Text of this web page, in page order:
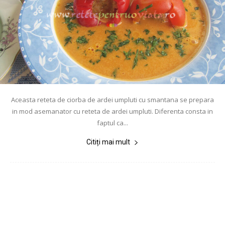
Aceasta reteta de ciorba de ardei umpluti cu smantana se prepara
in mod asemanator cu reteta de ardei umpluti. Diferenta consta in
faptul ca...
Citiți mai mult